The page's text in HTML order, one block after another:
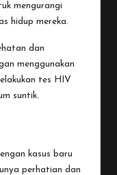
mengurangi
hidup mereka.
dan
menggunakan
tes HIV
suntik.
kasus baru
perhatian dan